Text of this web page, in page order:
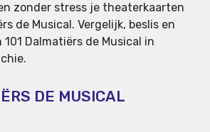
zonder stress je theaterkaarten
de Musical. Vergelijk, beslis en
Dalmatiërs de Musical in
DE MUSICAL